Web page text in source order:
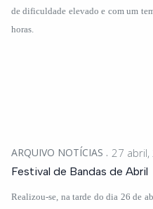
de dificuldade elevado e com um
horas.
ARQUIVO NOTÍCIAS 27 abril,
Festival de Bandas de Abril
Realizou-se, na tarde do dia 26 de